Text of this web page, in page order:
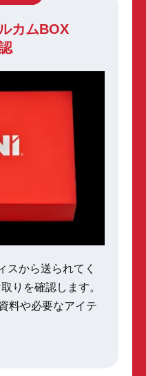
カムBOX
スから送られてく
りを確認します。
料や必要なアイテ